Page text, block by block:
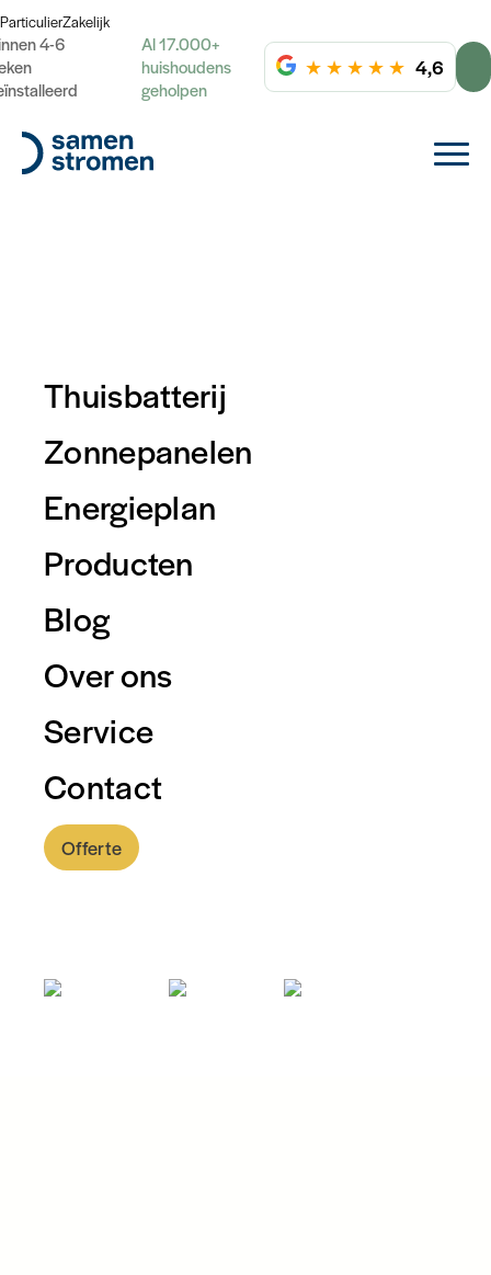
ParticulierZakelijk
4-6
Al 17.000+
huishoudens
geholpen
★ ★ ★ ★ ★ 4,6
Thuisbatterij
Zonnepanelen
Energieplan
Producten
Blog
Over ons
Service
Contact
Offerte